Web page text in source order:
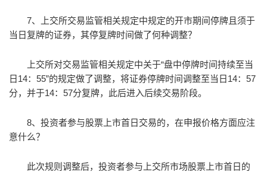
7、上交所交易监管相关规定中规定的开市期间停牌且须于
当日复牌的证券，其停复牌时间做了何种调整？
上交所对交易监管相关规定中关于“盘中停牌时间持续至当
日14：55”的规定做了调整，将证券停牌时间调整至当日14：57
分，并于14：57分复牌，此后进入后续交易阶段。
8、投资者参与股票上市首日交易的，在申报价格方面应注
意什么？
此次规则调整后，投资者参与上交所市场股票上市首日的